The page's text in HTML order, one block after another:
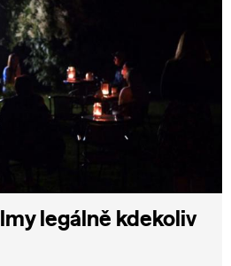
legálně kdekoliv